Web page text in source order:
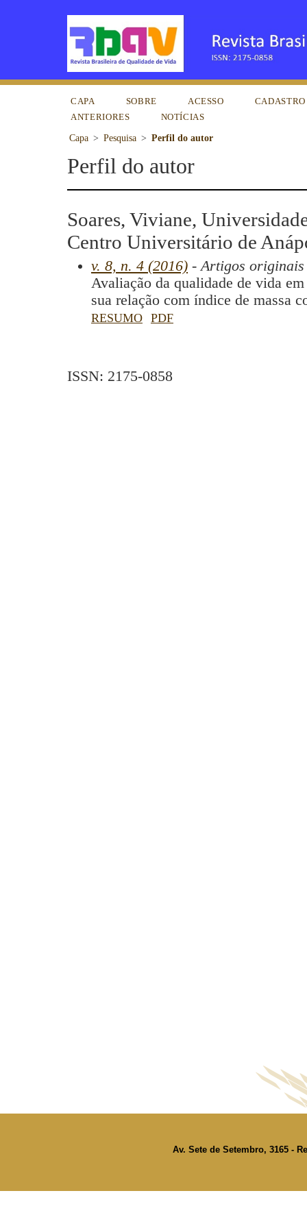
CAPA SOBRE ACESSO
CADASTRO
ANTERIORES
NOTÍCIAS
Capa > Pesquisa > Perfil do autor
Perfil do autor
Soares, Viviane,
Centro Universitário de
v. 8, n. 4 (2016) - Artigos originais
Avaliação da qualidade de vida
sua relação com índice de massa
RESUMO PDF
ISSN: 2175-0858
Av. Sete de Setembro, 3165 -